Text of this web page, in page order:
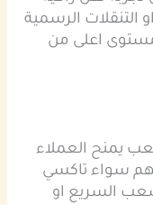
التنقلات الرسمية
مستوى اعلى من
يمنح العملاء
سواء تاكسي
السريع او